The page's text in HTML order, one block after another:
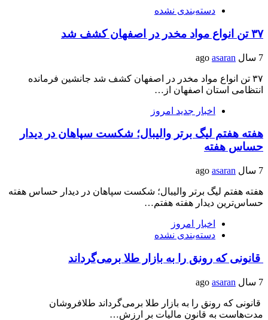
دسته‌بندی نشده
۳۷ تن انواع مواد مخدر در اصفهان کشف شد
7 سال ago asaran
۳۷ تن انواع مواد مخدر در اصفهان کشف شد جانشین فرمانده
انتظامی استان اصفهان از…
اخبار جدید امروز
هفته هفتم لیگ برتر والیبال؛ شکست سپاهان در دیدار
حساس هفته
7 سال ago asaran
هفته هفتم لیگ برتر والیبال؛ شکست سپاهان در دیدار حساس هفته
حساس‌ترین دیدار هفته هفتم…
اخبار امروز
دسته‌بندی نشده
قانونی که رونق را به بازار طلا برمی‌گرداند
7 سال ago asaran
قانونی که رونق را به بازار طلا برمی‌گرداند طلافروشان
مدت‌هاست به قانون مالیات بر ارزش…